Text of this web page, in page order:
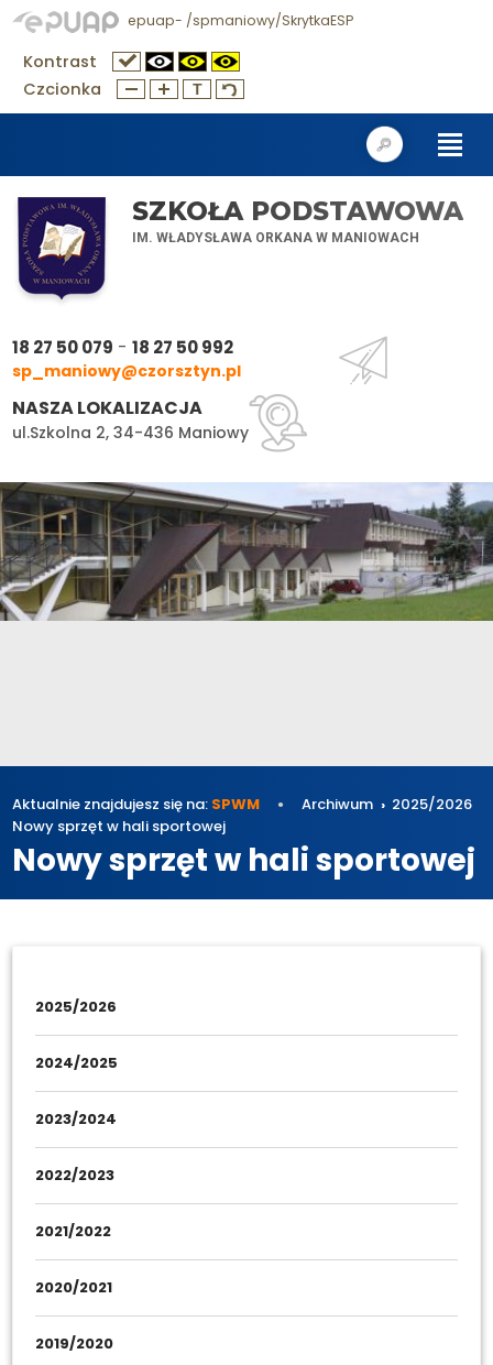
epuap- /spmaniowy/SkrytkaESP
Kontrast
Czcionka
SZKOŁA PODSTAWOWA
IM. WŁADYSŁAWA ORKANA W MANIOWACH
18 27 50 079 -18 27 50 992
sp_maniowy@czorsztyn.pl
NASZA LOKALIZACJA
ul.Szkolna 2, 34-436 Maniowy
Aktualnie znajdujesz się na: SPWM Archiwum
2025/2026
Nowy sprzęt w hali sportowej
Nowy sprzęt w hali sportowej
2025/2026
2024/2025
2023/2024
2022/2023
2021/2022
2020/2021
2019/2020